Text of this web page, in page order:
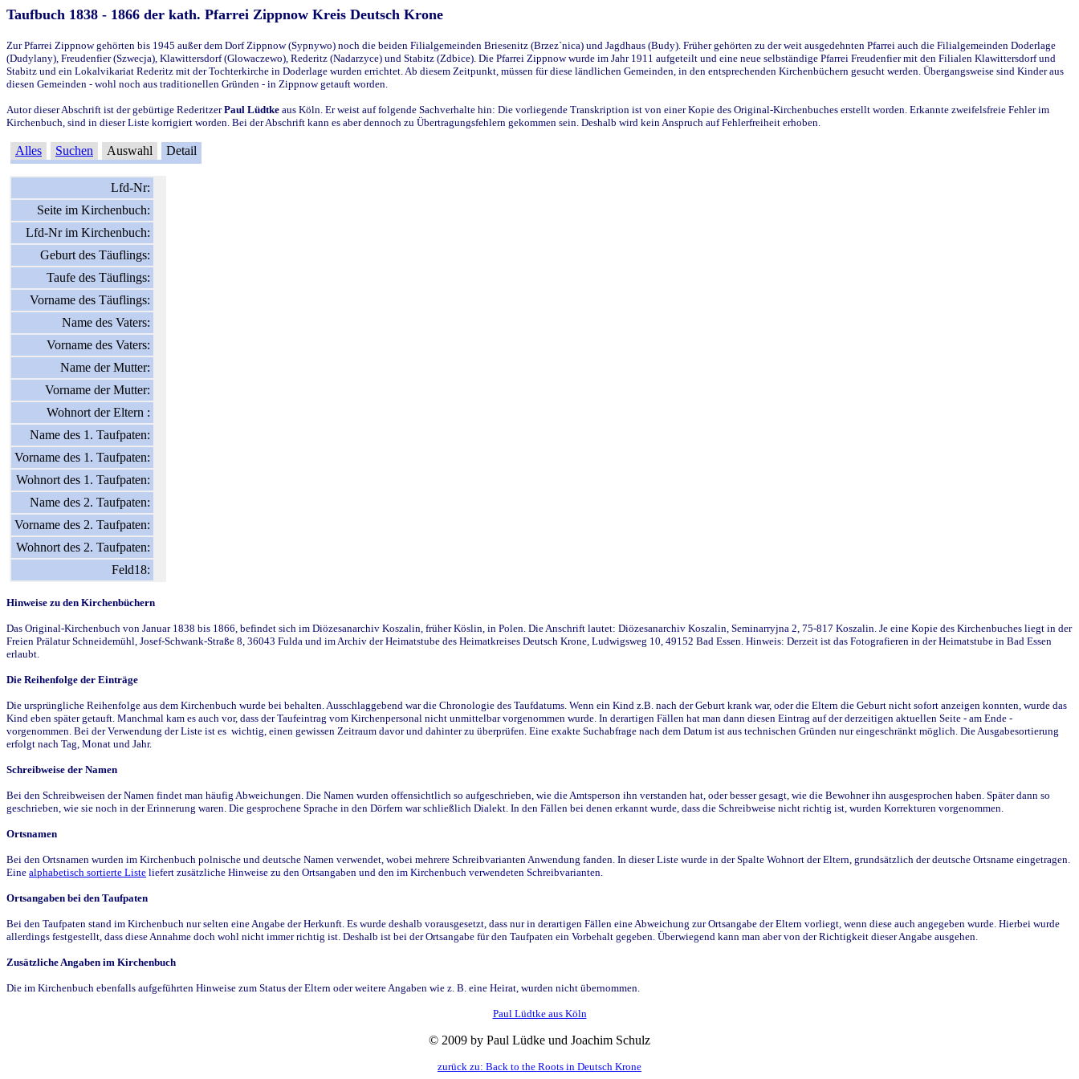
Taufbuch 1838 - 1866 der kath. Pfarrei Zippnow Kreis Deutsch Krone
Zur Pfarrei Zippnow gehörten bis 1945 außer dem Dorf Zippnow (Sypnywo) noch die beiden Filialgemeinden Briesenitz (Brzez`nica) und Jagdhaus (Budy). Früher gehörten zu der weit ausgedehnten Pfarrei auch die Filialgemeinden Doderlage
(Dudylany), Freudenfier (Szwecja), Klawittersdorf (Glowaczewo), Rederitz (Nadarzyce) und Stabitz (Zdbice). Die Pfarrei Zippnow wurde im Jahr 1911 aufgeteilt und eine neue selbständige Pfarrei Freudenfier mit den Filialen Klawittersdorf und
Stabitz und ein Lokalvikariat Rederitz mit der Tochterkirche in Doderlage wurden errichtet. Ab diesem Zeitpunkt, müssen für diese ländlichen Gemeinden, in den entsprechenden Kirchenbüchern gesucht werden. Übergangsweise sind Kinder aus
diesen Gemeinden - wohl noch aus traditionellen Gründen - in Zippnow getauft worden.
Autor dieser Abschrift ist der gebürtige RederitzerPaul Lüdtke aus Köln. Er weist auf folgende Sachverhalte hin: Die vorliegende Transkription ist von einer Kopie des Original-Kirchenbuches erstellt worden. Erkannte zweifelsfreie Fehler im
Kirchenbuch, sind in dieser Liste korrigiert worden. Bei der Abschrift kann es aber dennoch zu Übertragungsfehlern gekommen sein. Deshalb wird kein Anspruch auf Fehlerfreiheit erhoben.
Alles Suchen Auswahl Detail
Lfd-Nr:
Seite im Kirchenbuch:
Lfd-Nr im Kirchenbuch:
Geburt des Täuflings:
Taufe des Täuflings:
Vorname des Täuflings:
Name des Vaters:
Vorname des Vaters:
Name der Mutter:
Vorname der Mutter:
Wohnort der Eltern :
Name des 1. Taufpaten:
Vorname des 1. Taufpaten:
Wohnort des 1. Taufpaten:
Name des 2. Taufpaten:
Vorname des 2. Taufpaten:
Wohnort des 2. Taufpaten:
Feld18:
Hinweise zu den Kirchenbüchern
Das Original-Kirchenbuch von Januar 1838 bis 1866, befindet sich im Diözesanarchiv Koszalin, früher Köslin, in Polen. Die Anschrift lautet: Diözesanarchiv Koszalin, Seminarryjna 2, 75-817 Koszalin. Je eine Kopie des Kirchenbuches liegt in der
Freien Prälatur Schneidemühl, Josef-Schwank-Straße 8, 36043 Fulda und im Archiv der Heimatstube des Heimatkreises Deutsch Krone, Ludwigsweg 10, 49152 Bad Essen. Hinweis: Derzeit ist das Fotografieren in der Heimatstube in Bad Essen
erlaubt.
Die Reihenfolge der Einträge
Die ursprüngliche Reihenfolge aus dem Kirchenbuch wurde bei behalten. Ausschlaggebend war die Chronologie des Taufdatums. Wenn ein Kind z.B. nach der Geburt krank war, oder die Eltern die Geburt nicht sofort anzeigen konnten, wurde das
Kind eben später getauft. Manchmal kam es auch vor, dass der Taufeintrag vom Kirchenpersonal nicht unmittelbar vorgenommen wurde. In derartigen Fällen hat man dann diesen Eintrag auf der derzeitigen aktuellen Seite - am Ende -
vorgenommen. Bei der Verwendung der Liste ist es wichtig, einen gewissen Zeitraum davor und dahinter zu überprüfen. Eine exakte Suchabfrage nach dem Datum ist aus technischen Gründen nur eingeschränkt möglich. Die Ausgabesortierung
erfolgt nach Tag, Monat und Jahr.
Schreibweise der Namen
Bei den Schreibweisen der Namen findet man häufig Abweichungen. Die Namen wurden offensichtlich so aufgeschrieben, wie die Amtsperson ihn verstanden hat, oder besser gesagt, wie die Bewohner ihn ausgesprochen haben. Später dann so
geschrieben, wie sie noch in der Erinnerung waren. Die gesprochene Sprache in den Dörfern war schließlich Dialekt. In den Fällen bei denen erkannt wurde, dass die Schreibweise nicht richtig ist, wurden Korrekturen vorgenommen.
Ortsnamen
Bei den Ortsnamen wurden im Kirchenbuch polnische und deutsche Namen verwendet, wobei mehrere Schreibvarianten Anwendung fanden. In dieser Liste wurde in der Spalte Wohnort der Eltern, grundsätzlich der deutsche Ortsname eingetragen.
Eine alphabetisch sortierte Liste liefert zusätzliche Hinweise zu den Ortsangaben und den im Kirchenbuch verwendeten Schreibvarianten.
Ortsangaben bei den Taufpaten
Bei den Taufpaten stand im Kirchenbuch nur selten eine Angabe der Herkunft. Es wurde deshalb vorausgesetzt, dass nur in derartigen Fällen eine Abweichung zur Ortsangabe der Eltern vorliegt, wenn diese auch angegeben wurde. Hierbei wurde
allerdings festgestellt, dass diese Annahme doch wohl nicht immer richtig ist. Deshalb ist bei der Ortsangabe für den Taufpaten ein Vorbehalt gegeben. Überwiegend kann man aber von der Richtigkeit dieser Angabe ausgehen.
Zusätzliche Angaben im Kirchenbuch
Die im Kirchenbuch ebenfalls aufgeführten Hinweise zum Status der Eltern oder weitere Angaben wie z. B. eine Heirat, wurden nicht übernommen.
Paul Lüdtke aus Köln
© 2009 by Paul Lüdke und Joachim Schulz
zurück zu: Back to the Roots in Deutsch Krone